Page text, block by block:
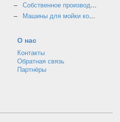
Собственное производство
Машины для мойки контейнеров
О нас
Контакты
Обратная связь
Партнёры